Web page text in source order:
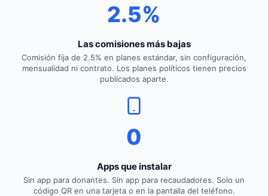
2.5%
Las comisiones más bajas
Comisión fija de 2.5% en planes estándar, sin configuración,
mensualidad ni contrato. Los planes políticos tienen precios
publicados aparte.
0
Apps que instalar
Sin app para donantes. Sin app para recaudadores. Solo un
código QR en una tarjeta o en la pantalla del teléfono.